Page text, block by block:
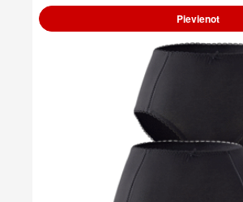
Pievienot